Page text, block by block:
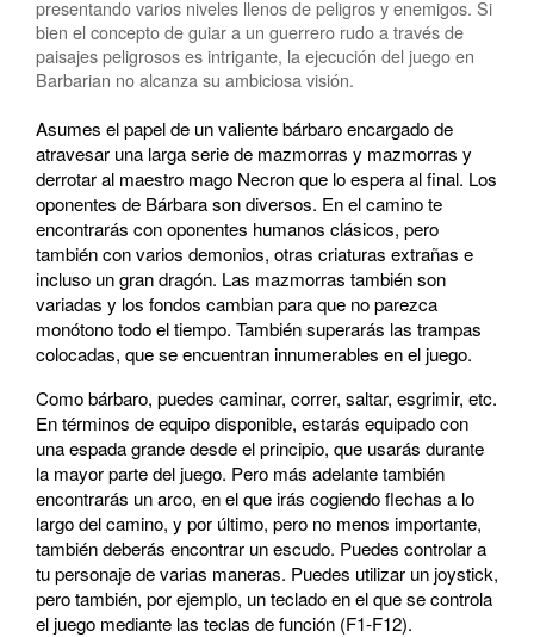
presentando varios niveles llenos de peligros y enemigos. Si
bien el concepto de guiar a un guerrero rudo a través de
paisajes peligrosos es intrigante, la ejecución del juego en
Barbarian no alcanza su ambiciosa visión.
Asumes el papel de un valiente bárbaro encargado de
atravesar una larga serie de mazmorras y mazmorras y
derrotar al maestro mago Necron que lo espera al final. Los
oponentes de Bárbara son diversos. En el camino te
encontrarás con oponentes humanos clásicos, pero
también con varios demonios, otras criaturas extrañas e
incluso un gran dragón. Las mazmorras también son
variadas y los fondos cambian para que no parezca
monótono todo el tiempo. También superarás las trampas
colocadas, que se encuentran innumerables en el juego.
Como bárbaro, puedes caminar, correr, saltar, esgrimir, etc.
En términos de equipo disponible, estarás equipado con
una espada grande desde el principio, que usarás durante
la mayor parte del juego. Pero más adelante también
encontrarás un arco, en el que irás cogiendo flechas a lo
largo del camino, y por último, pero no menos importante,
también deberás encontrar un escudo. Puedes controlar a
tu personaje de varias maneras. Puedes utilizar un joystick,
pero también, por ejemplo, un teclado en el que se controla
el juego mediante las teclas de función (F1-F12).